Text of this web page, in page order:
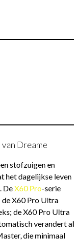
Dreame
stofzuigen en
het dagelijkse leven
DeX60 Pro-serie
X60 Pro Ultra
de X60 Pro Ultra
verandert al
die minimaal